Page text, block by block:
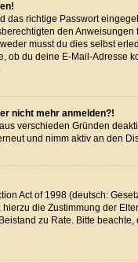
das richtige Passwort
den
musst du dies selbst
ob du deine E-Mail-
nicht mehr anmelden?!
verschieden Gründen
und nimm aktiv an den
Act of 1998 (deutsch:
die Zustimmung der
zu Rate. Bitte